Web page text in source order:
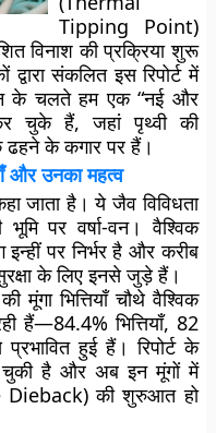
Tipping Point)
विनाश की प्रक्रिया शुरू
संकलित इस रिपोर्ट में
के चलते हम एक “नई और
चुके हैं, जहां पृथ्वी की
ढहने के कगार पर हैं।
और उनका महत्व
जाता है। ये जैव विविधता
पर वर्षा-वन। वैश्विक
पर निर्भर है और करीब
के लिए इनसे जुड़े हैं।
भित्तियाँ चौथे वैश्विक
हैं—84.4% भित्तियाँ, 82
प्रभावित हुई हैं। रिपोर्ट के
चुकी है और अब इन मूंगों में
Dieback) की शुरुआत हो